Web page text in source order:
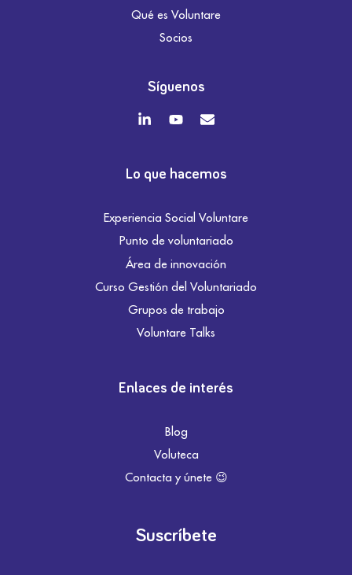
Qué es Voluntare
Socios
Síguenos
Lo que hacemos
Experiencia Social Voluntare
Punto de voluntariado
Área de innovación
Curso Gestión del Voluntariado
Grupos de trabajo
Voluntare Talks
Enlaces de interés
Blog
Voluteca
Contacta y únete 😉
Suscríbete